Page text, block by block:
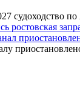
судоходство
ростовская